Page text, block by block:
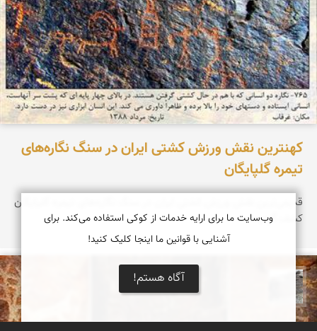
کهنترین نقش ورزش کشتی ایران در سنگ نگاره‌های
تیمره گلپایگان
قدیمی‌ترین نقش ورزش کشتی ایران در سنگ نگاره‌های تیمره گلپایگان
کشف گردید.وب‌سایت ما برای ارایه خدمات از کوکی استفاده می‌کند. برای
آشنایی با قوانین ما اینجا کلیک کنید!
آگاه هستم!